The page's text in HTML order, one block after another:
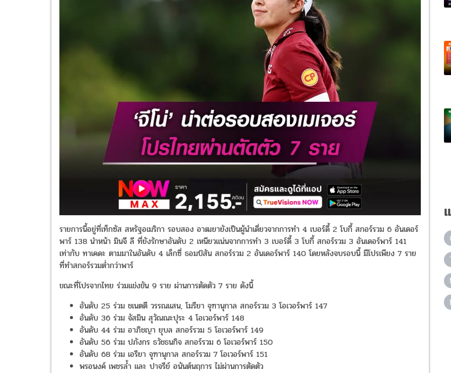
รายการนี้อยู่ที่เท็กซัส สหรัฐอเมริกา รอบสอง อาฒยายังเป็นผู้นำเดี่ยวจากการทำ 4 เบอร์ดี้ 2โบกี้ สกอร์รวม 6 อันเดอร์
พาร์ 138 นำหน้า มินจี ลี ที่ยังรักษาอันดับ 2 เหนียวแน่นจากการทำ 3 เบอร์ดี้ 3โบกี้ สกอร์รวม 3 อันเดอร์พาร์ 141
เท่ากับ ทาเคดะ ตามมาในอันดับ 4 เล็กซี่ ธอมป์สัน สกอร์รวม 2 อันเดอร์พาร์ 140โดยหลังจบรอบนี้ มีโปรเพียง 7 ราย
ที่ทำสกอร์รวมต่ำกว่าพาร์
ขณะที่โปรจากไทย ร่วมแข่งขัน 9 ราย ผ่านการตัดตัว 7 ราย ดังนี้
อันดับ 25 ร่วม ชเนตตี วรรณแสน,โมรียา จุฑานุกาล สกอร์รวม 3โอเวอร์พาร์ 147
อันดับ 36 ร่วม จัสมิน สุวัณณะปุระ 4โอเวอร์พาร์ 148
อันดับ 44 ร่วม อาภิชญา ยุบล สกอร์รวม 5โอเวอร์พาร์ 149
อันดับ 56 ร่วม ปภังกร ธวัชธนกิจ สกอร์รวม 6โอเวอร์พาร์ 150
อันดับ 68 ร่วม เอรียา จุฑานุกาล สกอร์รวม 7โอเวอร์พาร์ 151
พรอนงค์ เพชรล้ำ และ ปาจรีย์ อนันต์นฤการ ไม่ผ่านการตัดตัว